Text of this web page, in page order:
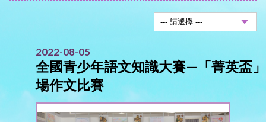
2022-08-05
全國青少年語文知識大賽—「菁英盃
場作文比賽